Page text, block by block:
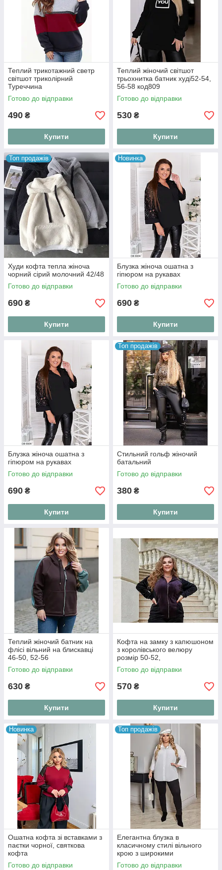
Теплий трикотажний светр
світшот триколірний
Туреччина
Готово до відправки
490 ₴
Купити
Теплий жіночий світшот
трьохнитка батник худі52-54,
56-58 код809
Готово до відправки
530 ₴
Купити
Топ продажів
Худи кофта тепла жіноча
чорний сірий молочний 42/48
Готово до відправки
690 ₴
Купити
Новинка
Блузка жіноча ошатна з
гіпюром на рукавах
Готово до відправки
690 ₴
Купити
Блузка жіноча ошатна з
гіпюром на рукавах
Готово до відправки
690 ₴
Купити
Топ продажів
Стильний гольф жіночий
батальний
Готово до відправки
380 ₴
Купити
Теплий жіночий батник на
флісі вільний на блискавці
46-50, 52-56
Готово до відправки
630 ₴
Купити
Кофта на замку з капюшоном
з королівського велюру
розмір 50-52,
Готово до відправки
570 ₴
Купити
Новинка
Ошатна кофта зі вставками з
паєтки чорної, святкова
кофта
Готово до відправки
Топ продажів
Елегантна блузка в
класичному стилі вільного
крою з широкими
укороченими рукавами
Готово до відправки